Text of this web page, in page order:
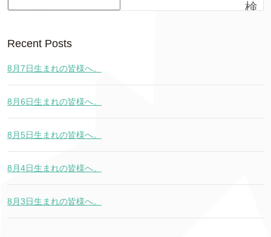
検
Recent Posts
8月7日生まれの皆様へ。
8月6日生まれの皆様へ。
8月5日生まれの皆様へ。
8月4日生まれの皆様へ。
8月3日生まれの皆様へ。